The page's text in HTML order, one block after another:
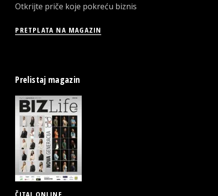
Otkrijte priče koje pokreću biznis
PRETPLATA NA MAGAZIN
Prelistaj magazin
ČITAJ ONLINE